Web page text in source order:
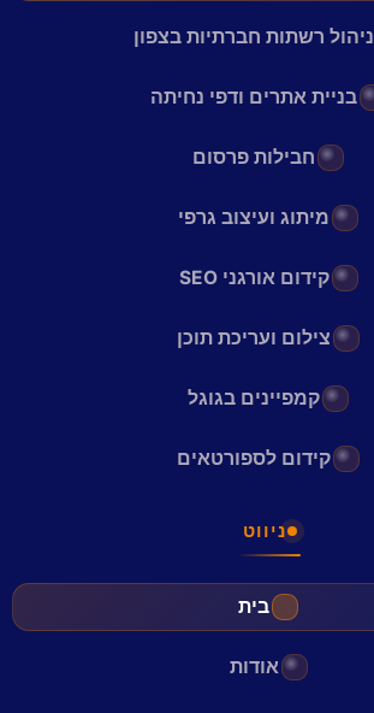
ניהול רשתות חברתיות בצפון
בניית אתרים ודפי נחיתה
חבילות פרסום
מיתוג ועיצוב גרפי
קידום אורגני SEO
צילום ועריכת תוכן
קמפיינים בגוגל
קידום לספורטאים
ניווט
בית
אודות